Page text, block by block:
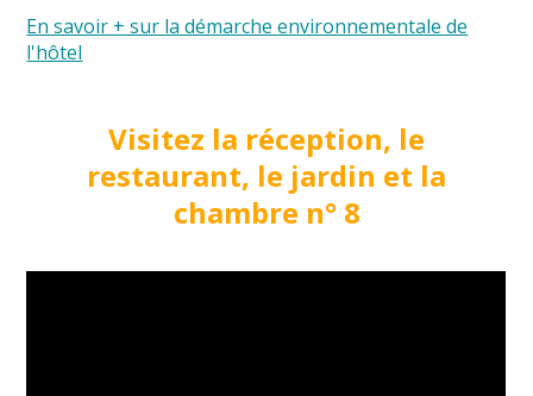
En savoir + sur la démarche environnementale de
l'hôtel
Visitez la réception, le
restaurant, le jardin et la
chambre n° 8